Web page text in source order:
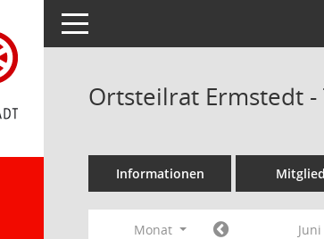
Toggle navigation
Ortsteilrat Ermstedt
Informationen
Monat Juni